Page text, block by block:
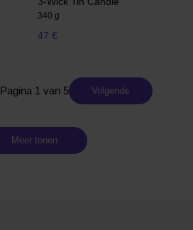
340 g
47 €
Pagina 1 van 5 Volgende
Meer tonen